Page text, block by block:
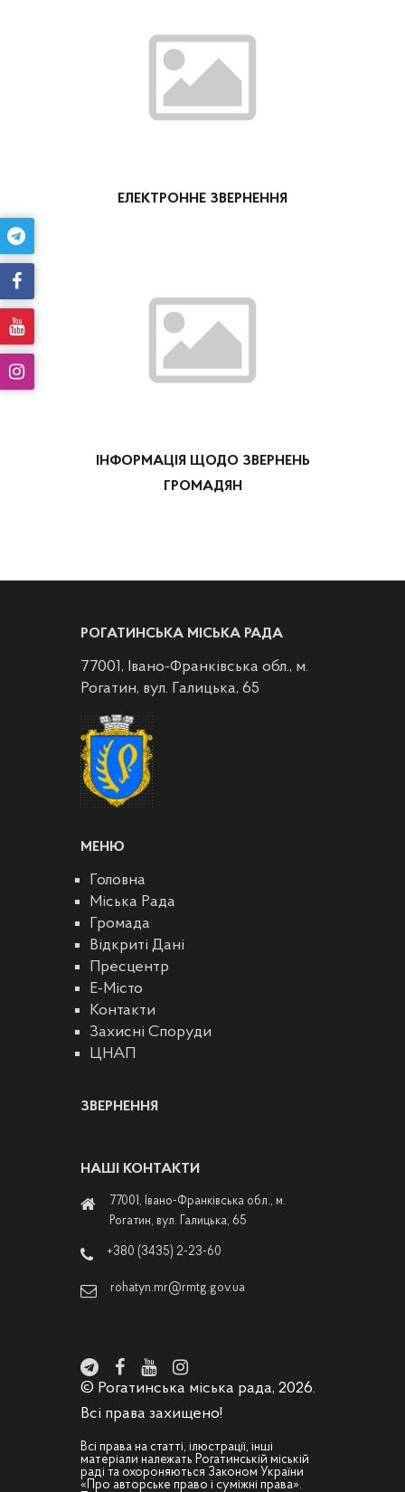
ЕЛЕКТРОННЕ ЗВЕРНЕННЯ
ІНФОРМАЦІЯ ЩОДО ЗВЕРНЕНЬ
ГРОМАДЯН
РОГАТИНСЬКА МІСЬКА РАДА
77001, Івано-Франківська обл., м.
Рогатин, вул. Галицька, 65
МЕНЮ
Головна
Міська Рада
Громада
Відкриті Дані
Пресцентр
E-Місто
Контакти
Захисні Споруди
ЦНАП
ЗВЕРНЕННЯ
НАШІ КОНТАКТИ
77001, Івано-Франківська обл., м.
Рогатин, вул. Галицька, 65
+380 (3435) 2-23-60
rohatyn.mr@rmtg.gov.ua
© Рогатинська міська рада, 2026.
Всі права захищено!
Всі права на статті, ілюстрації, інші
матеріали належать Рогатинській міській
раді та охороняються Законом України
«Про авторське право і суміжні права».